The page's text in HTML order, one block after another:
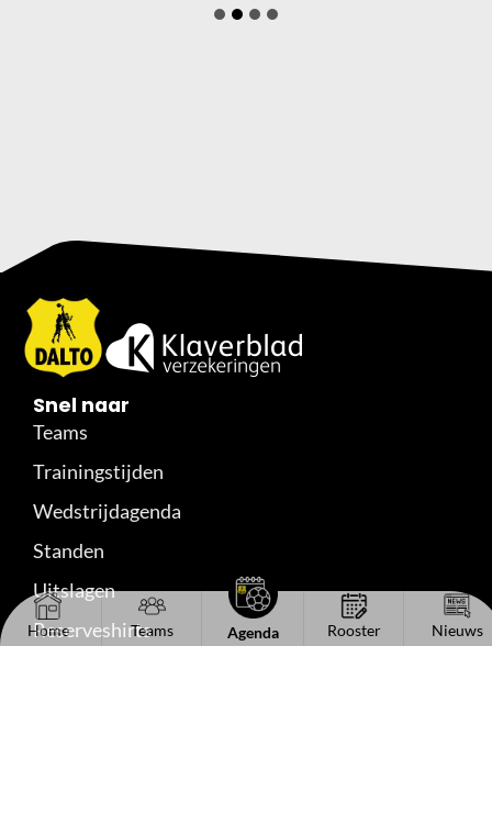
Home Teams Agenda Rooster Nieuws
Snel naar
Teams
Trainingstijden
Wedstrijdagenda
Standen
Uitslagen
Reserveshirts